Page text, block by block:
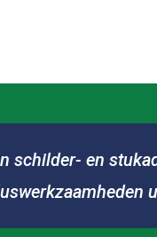
schilder- en